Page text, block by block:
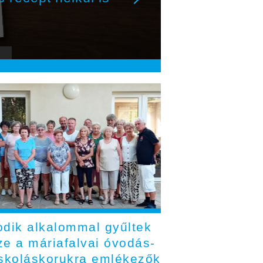
alkalommal gyűltek
a máriafalvai óvodás-
emlékezők